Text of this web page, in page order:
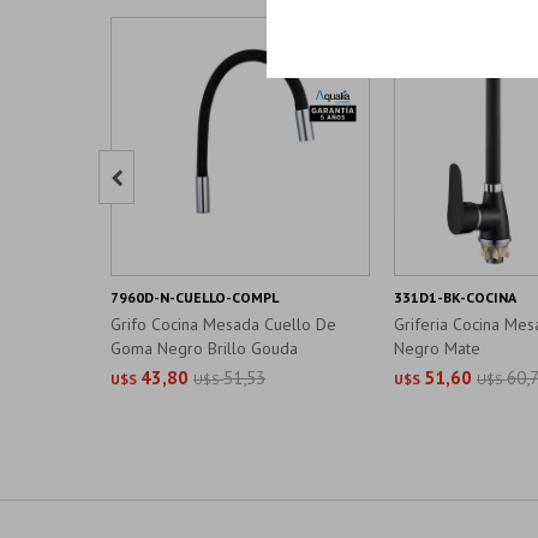
Grifo Cocina Mesada Cuello De
Goma Negro Brillo Gouda
U$S 43,80 U$S 51,53
7960D-N-CUELLO-COMPL
Griferia Cocina
Negro Mate
U$S 51,60 U$S
331D1-BK-COCINA
